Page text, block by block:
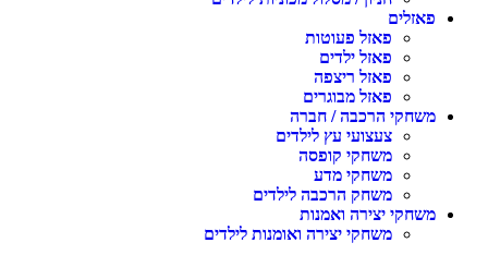
פאזלים
פאזל פעוטות
פאזל ילדים
פאזל ריצפה
פאזל מבוגרים
משחקי הרכבה / חברה
צעצועי עץ לילדים
משחקי קופסה
משחקי מדע
משחק הרכבה לילדים
משחקי יצירה ואמנות
משחקי יצירה ואומנות לילדים